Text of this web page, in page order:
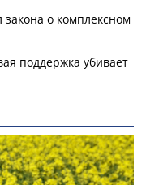
о комплексном
поддержка убивает